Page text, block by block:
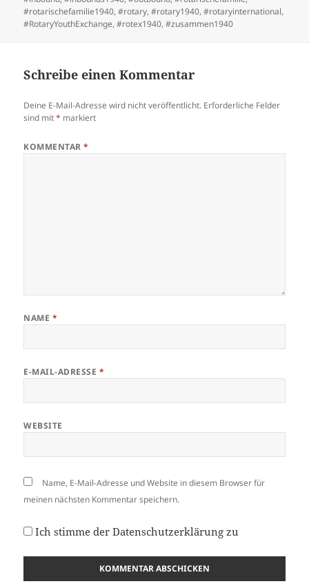
#rotarischefamilie1940,#rotary,#rotary1940,#rotaryinternational,
#RotaryYouthExchange,#rotex1940,#zusammen1940
Schreibe einen Kommentar
Deine E-Mail-Adresse wird nicht veröffentlicht. Erforderliche Felder
sind mit* markiert
KOMMENTAR*
NAME *
E-MAIL-ADRESSE *
WEBSITE
Name, E-Mail-Adresse und Website in diesem Browser für
meinen nächsten Kommentar speichern.
Ich stimme derDatenschutzerklärung zu